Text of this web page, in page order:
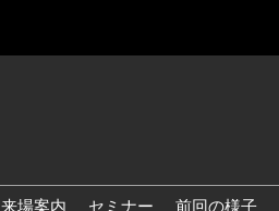
来場案内 セミナー 前回の様子